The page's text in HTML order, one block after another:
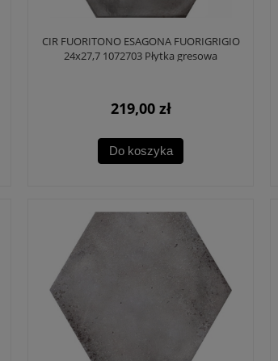
CIR FUORITONO ESAGONA FUORIGRIGIO
24x27,7 1072703 Płytka gresowa
219,00 zł
Do koszyka